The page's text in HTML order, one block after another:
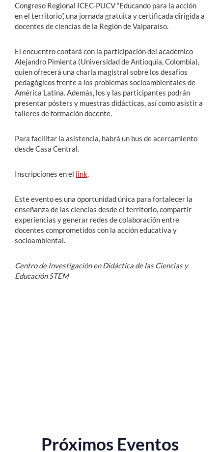
Congreso Regional ICEC-PUCV “Educando para la acción
en el territorio”, una jornada gratuita y certificada dirigida a
docentes de ciencias de la Región de Valparaíso.
El encuentro contará con la participación del académico
Alejandro Pimienta (Universidad de Antioquia, Colombia),
quien ofrecerá una charla magistral sobre los desafíos
pedagógicos frente a los problemas socioambientales de
América Latina. Además, los y las participantes podrán
presentar pósters y muestras didácticas, así como asistir a
talleres de formación docente.
Para facilitar la asistencia, habrá un bus de acercamiento
desde Casa Central.
Inscripciones en el link
Este evento es una oportunidad única para fortalecer la
enseñanza de las ciencias desde el territorio, compartir
experiencias y generar redes de colaboración entre
docentes comprometidos con la acción educativa y
socioambiental.
Centro de Investigación en Didáctica de las Ciencias y
Educación STEM
Próximos Eventos